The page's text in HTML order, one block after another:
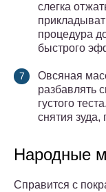
слегка
процедура
быстрого
Овсяная
разбавлять
густого
снятия зуда,
Народные
Справится с